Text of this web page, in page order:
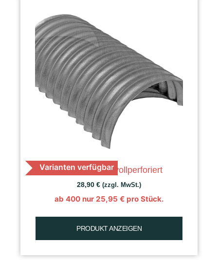
Varianten verfügbar
K 50 Getreide, vollperforiert
28,90 € (zzgl. MwSt.)
ab 400 nur 25,95 €pro Stück.
PRODUKT ANZEIGEN